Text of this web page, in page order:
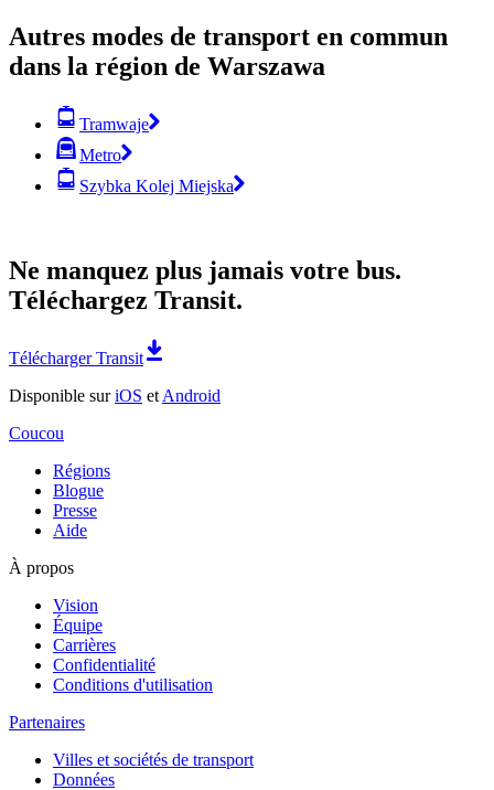
Autres modes de transport en commun
dans la région de Warszawa
Tramwaje
Metro
Szybka Kolej Miejska
Ne manquez plus jamais votre bus.
Téléchargez Transit.
Télécharger Transit
Disponible suriOS et Android
Coucou
Régions
Blogue
Presse
Aide
À propos
Vision
Équipe
Carrières
Confidentialité
Conditions d'utilisation
Partenaires
Villes et sociétés de transport
Données